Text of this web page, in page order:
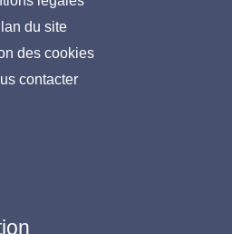
du site
des cookies
contacter